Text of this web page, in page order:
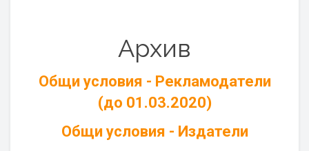
Архив
Общи условия - Рекламодатели
(до 01.03.2020)
Общи условия - Издатели